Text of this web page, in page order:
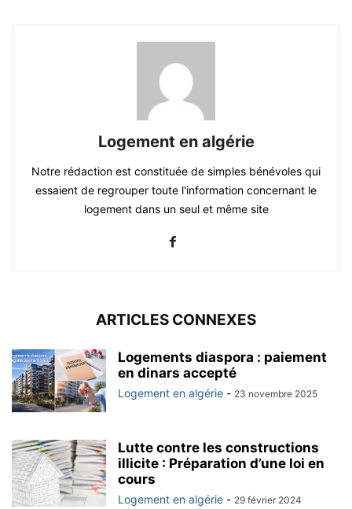
Logement en algérie
Notre rédaction est constituée de simples bénévoles qui
essaient de regrouper toute l'information concernant le
logement dans un seul et même site
ARTICLES CONNEXES
Logements diaspora : paiement
en dinars accepté
Logement en algérie - 23 novembre 2025
Lutte contre les constructions
illicite : Préparation d’une loi en
cours
Logement en algérie - 29 février 2024